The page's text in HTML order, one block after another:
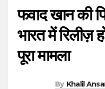
फवाद खान की
भारत में रिलीज़
पूरा मामला
By Khalil